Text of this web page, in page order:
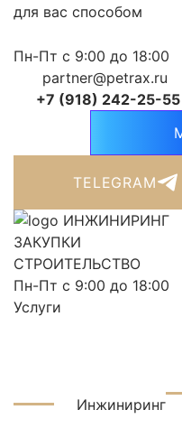
для вас способом
Пн-Пт с 9:00 до 18:00
partner@petrax.ru
+7 (918) 242-25-55
TELEGRAM
ИНЖИНИРИНГ
ЗАКУПКИ
СТРОИТЕЛЬСТВО
Пн-Пт с 9:00 до 18:00
Услуги
Инжиниринг